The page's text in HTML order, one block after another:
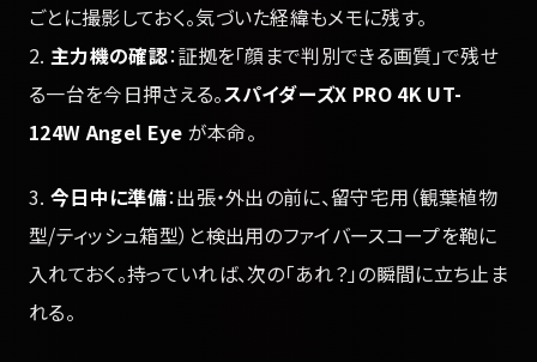
ごとに撮影しておく。気づいた経緯もメモに残す。
2. 主力機の確認：証拠を「顔まで判別できる画質」で残せ
る一台を今日押さえる。スパイダーズX PRO 4K UT-
124W Angel Eye が本命。
3. 今日中に準備：出張・外出の前に、留守宅用（観葉植物
型/ティッシュ箱型）と検出用のファイバースコープを鞄に
入れておく。持っていれば、次の「あれ？」の瞬間に立ち止ま
れる。